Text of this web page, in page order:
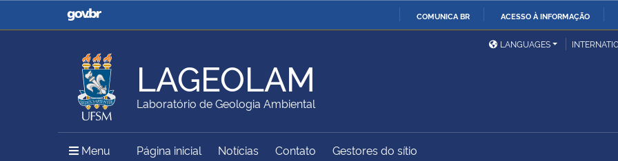
COMUNICA BR ACESSO À INFORMAÇÃO
Casa Civil
Ministério da Justiça e
Ministério da Defesa
Ministério das Relações
Exteriores
Ministério da Agricultura,
Pecuária e Abastecimento
Ministério da Educação
Ministério do Meio Ambiente Ministério do Turismo
Ministério do
LANGUAGES
LAGEOLAM
Laboratório de Geologia Ambiental
Menu Menu Principal do Sítio
Página inicial Notícias Contato Gestores do sítio